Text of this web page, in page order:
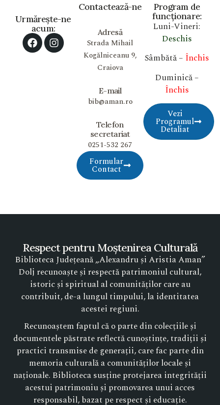
Program de
funcționare:
Luni-Vineri:
Deschis
Sâmbătă – Închis
Duminică –
Închis
Vezi
Programul
Detaliat
Contactează-ne
Adresă
Strada Mihail
Kogălniceanu 9,
Craiova
E-mail
bib@aman.ro
Telefon
secretariat
0251-532 267
Formular
Contact
Urmărește-ne
acum:
Respect pentru Moștenirea Culturală
Biblioteca Județeană „Alexandru și Aristia Aman”
Dolj recunoaște și respectă patrimoniul cultural,
istoric și spiritual al comunităților care au
contribuit, de-a lungul timpului, la identitatea
acestei regiuni.
Recunoaștem faptul că o parte din colecțiile și
documentele păstrate reflectă cunoștințe, tradiții și
practici transmise de generații, care fac parte din
memoria culturală a comunităților locale și
naționale. Biblioteca susține protejarea integrității
acestui patrimoniu și promovarea unui acces
responsabil, bazat pe respect și educație.